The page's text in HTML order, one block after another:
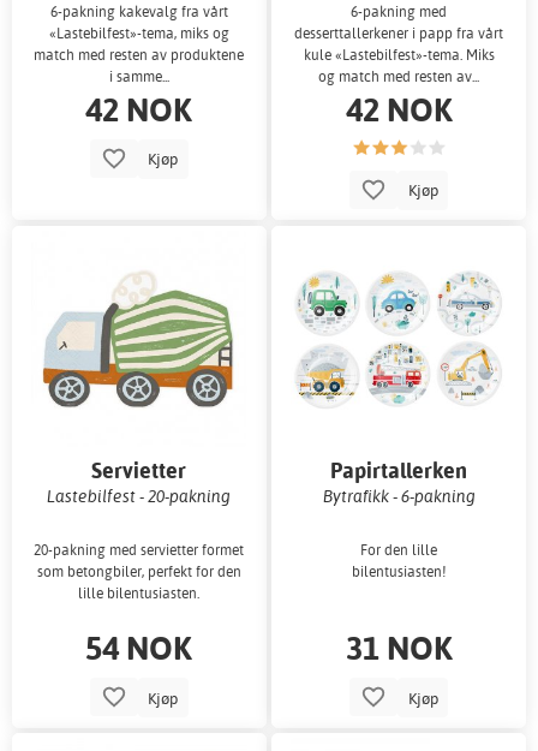
6-pakning kakevalg fra vårt
«Lastebilfest»-tema, miks og
match med resten av produktene
i samme...
42 NOK
Kjøp
6-pakning med
desserttallerkener i papp fra vårt
kule «Lastebilfest»-tema. Miks
og match med resten av...
42 NOK
Kjøp
Servietter
Lastebilfest - 20-pakning
20-pakning med servietter formet
som betongbiler, perfekt for den
lille bilentusiasten.
54 NOK
Kjøp
Papirtallerken
Bytrafikk - 6-pakning
For den lille
bilentusiasten!
31 NOK
Kjøp